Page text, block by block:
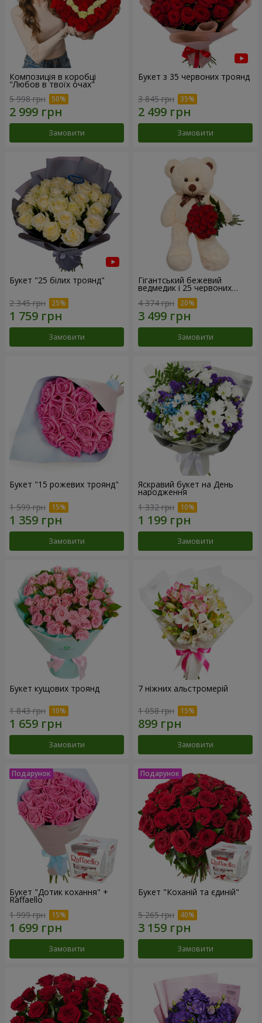
Композиція в коробці
"Любов в твоїх очах"
5 998 грн
Замовити
Букет з 35 червоних троянд
3 845 грн
Замовити
Букет "25 білих троянд"
2 345 грн
Замовити
Гігантський бежевий
ведмедик і 25 червоних
троянд
4 374 грн
Замовити
Букет "15 рожевих троянд"
1 599 грн
Замовити
Яскравий букет на День
народження
1 332 грн
Замовити
Букет кущових троянд
1 843 грн
Замовити
7 ніжних альстромерій
1 058 грн
Замовити
Букет "Дотик кохання" +
Raffaello
1 999 грн
Замовити
Букет "Коханій та єдиній"
5 265 грн
Замовити